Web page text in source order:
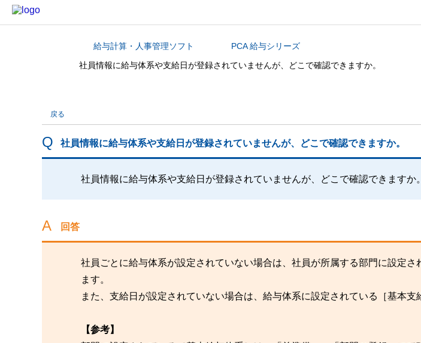
カテゴリから探す給与計算・人事管理ソフト
PCA 給与シリーズ
社員情報に給与体系や支給日が登録されていませんが、どこで確認できますか。
戻る
社員情報に給与体系や支給日が登録されていませんが、どこで確認できますか。
社員情報に給与体系や支給日が登録されていませんが、どこで確認できますか。
回答
社員ごとに給与体系が設定されていない場合は、社員が所属する部門に設定さ
ます。
また、支給日が設定されていない場合は、給与体系に設定されている［基本支
【参考】